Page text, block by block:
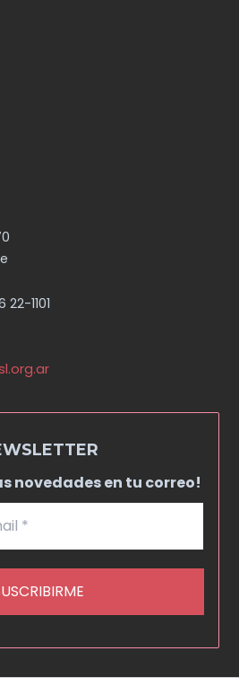
1101
novedades en tu correo!